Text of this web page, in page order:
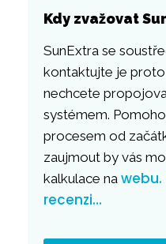
Kdy zvažovat
SunExtra se
kontaktujte je proto
nechcete
systémem.
procesem od
zaujmout by vás
kalkulace na webu.
recenzi…